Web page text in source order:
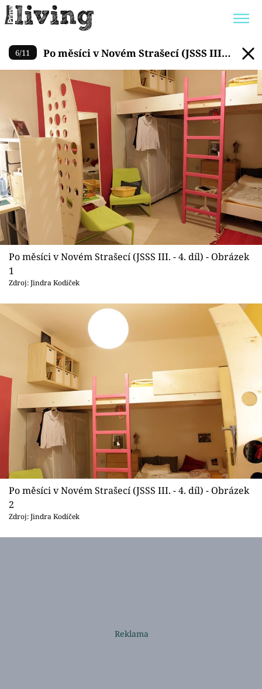
Trendy: JAK UŠETŘIT
POKOJOVÉ KVĚTINY
BYDLENÍ SLAVNÝCH
Témata
Bydlení
Zahrada
Design
Sledujte prima+
Přihlášení
Sledujte nás
Po měsíci v Novém Strašecí
6/11
Po měsíci v Novém Strašecí (JSSS III. -
4. díl)
Po měsíci v Novém Strašecí (JSSS III. - 4. díl) - Obrázek
1
Zdroj: Jindra Kodíček
Po měsíci v Novém Strašecí (JSSS III. - 4. díl) - Obrázek
2
Zdroj: Jindra Kodíček